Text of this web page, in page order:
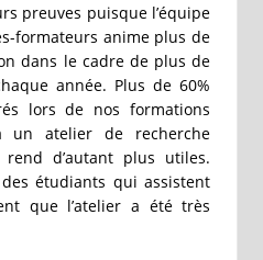
preuves puisque l’équipe
formateurs anime plus de
dans le cadre de plus de
année. Plus de 60%
lors de nos formations
un atelier de recherche
d’autant plus utiles.
des étudiants qui assistent
que l’atelier a été très